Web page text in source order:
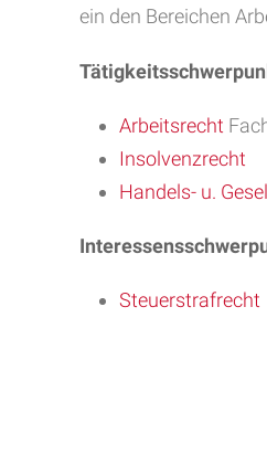
ein den Bereichen
Arbeitsrecht
Insolvenzrecht
Handels- u.
Steuerstrafrecht